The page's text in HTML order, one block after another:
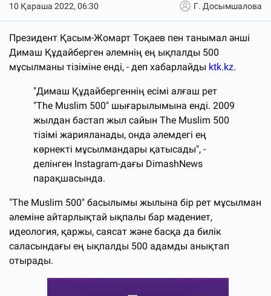
10 Қараша 2022, 06:30 Г. Досымшалова
Президент Қасым-Жомарт Тоқаев пен танымал әнші
Димаш Құдайберген әлемнің ең ықпалды 500
мұсылманы тізіміне енді, - деп хабарлайды ktk.kz.
"Димаш Құдайбергеннің есімі алғаш рет
"The Muslim 500" шығарылымына енді. 2009
жылдан бастап жыл сайын The Muslim 500
тізімі жарияланады, онда әлемдегі ең
көрнекті мұсылмандары қатысады", -
делінген Instagram-дағы DimashNews
парақшасында.
"The Muslim 500" басылымы жылына бір рет мұсылман
әлеміне айтарлықтай ықпалы бар мәдениет,
идеология, қаржы, саясат және басқа да билік
саласындағы ең ықпалды 500 адамды анықтап
отырады.